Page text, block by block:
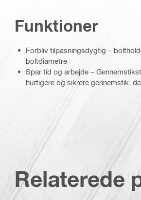
Funktioner
Forbliv tilpasningsdygtig –
boltdiametre
Spar tid og arbejde –
hurtigere og sikrere gennemstik,
Relaterede